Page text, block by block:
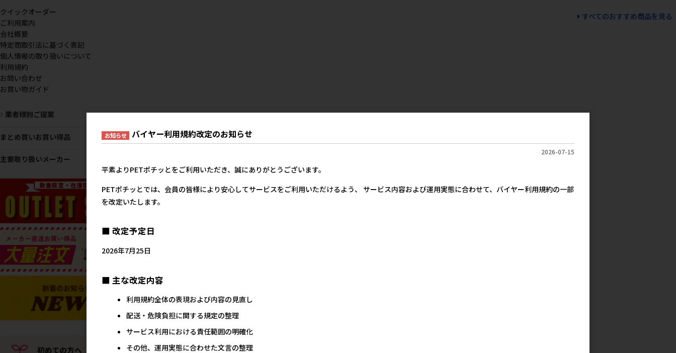
すべてのおすすめ商品を見る
クイックオーダー
ご利用案内
会社概要
特定商取引法に基づく表記
個人情報の取り扱いについて
利用規約
お問い合わせ
お買い物ガイド
業者様別ご提案
まとめ買いお買い得品
主要取り扱いメーカー
お知らせ バイヤー利用規約改定のお知らせ
2026-07-15
平素よりPETポチッとをご利用いただき、誠にありがとうございます。
PETポチッとでは、会員の皆様により安心してサービスをご利用いただけるよう、 サービス内容および運用実態に合わせて、バイヤー利用規約の一部
を改定いたします。
■ 改定予定日
2026年7月25日
■ 主な改定内容
利用規約全体の表現および内容の見直し
配送・危険負担に関する規定の整理
サービス利用における責任範囲の明確化
その他、運用実態に合わせた文言の整理